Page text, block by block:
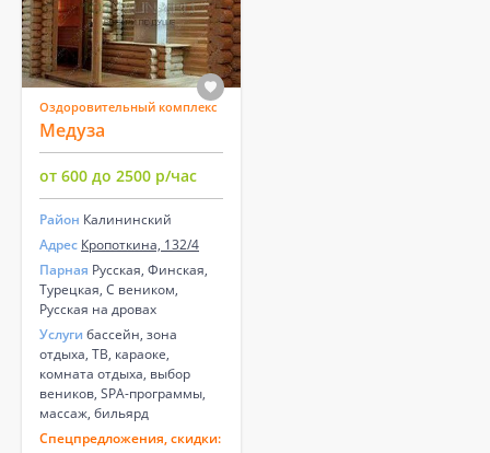
Оздоровительный комплекс
Медуза
от 600 до 2500 р/час
Район Калининский
Адрес Кропоткина, 132/4
Парная Русская, Финская,
Турецкая, С веником,
Русская на дровах
Услуги бассейн, зона
отдыха, ТВ, караоке,
комната отдыха, выбор
веников, SPA-программы,
массаж, бильярд
Спецпредложения, скидки: